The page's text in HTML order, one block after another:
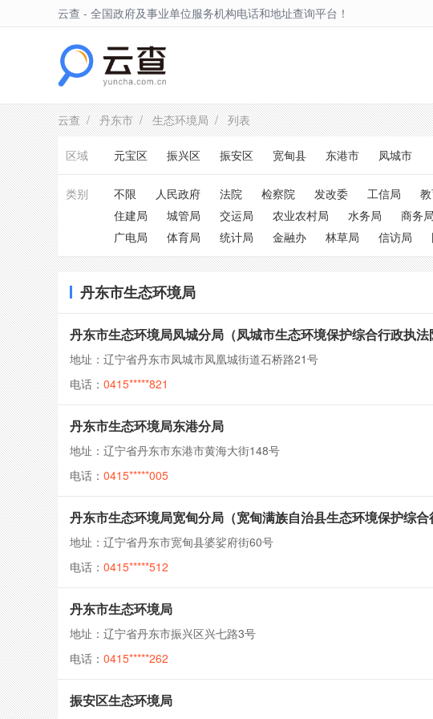
云查 - 全国政府及事业单位服务机构电话和地址查询平台！
云查/丹东市/生态环境局/ 列表
区域 元宝区 振兴区 振安区 宽甸县 东港市 凤城市
类别 不限 人民政府 法院 检察院 发改委 工信局
住建局
城管局 交运局 农业农村局 水务局 商务局
广电局
体育局 统计局 金融办 林草局 信访局
丹东市生态环境局
丹东市生态环境局凤城分局（凤城市生态环境保护综合行政执法
地址：辽宁省丹东市凤城市凤凰城街道石桥路21号
电话： 0415*****821
丹东市生态环境局东港分局
地址：辽宁省丹东市东港市黄海大街148号
电话： 0415*****005
丹东市生态环境局宽甸分局（宽甸满族自治县生态环境保护综合
地址：辽宁省丹东市宽甸县婆娑府街60号
电话： 0415*****512
丹东市生态环境局
地址：辽宁省丹东市振兴区兴七路3号
电话： 0415*****262
振安区生态环境局